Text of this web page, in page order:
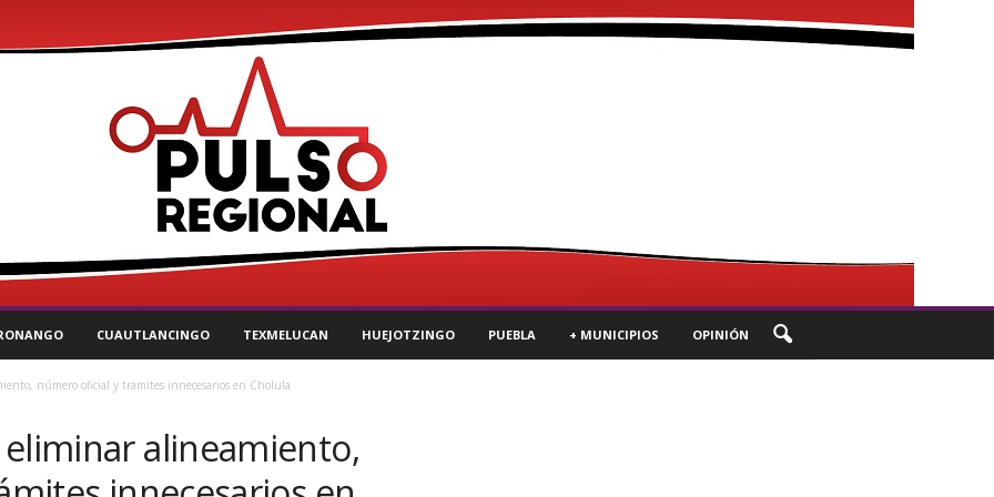
CUAUTLANCINGO TEXMELUCAN HUEJOTZINGO PUEBLA + MUNICIPIOS OPINIÓN
número oficial y trámites innecesarios en Cholula
alineamiento,